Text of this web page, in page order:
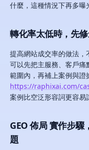
什麼，這種情況下再多曝
轉化率太低時，先
提高網站成交率的做法
可以先把主服務、客戶
範圍內，再補上案例與證
https://raphixai.com/
案例比空泛形容詞更容易
GEO 佈局 實作步
題